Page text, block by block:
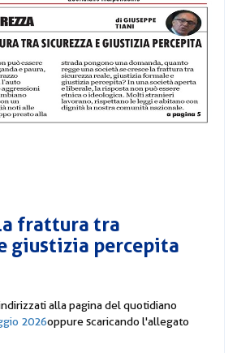
frattura tra
giustizia percepita
alla pagina del quotidiano
2026oppure scaricando l'allegato